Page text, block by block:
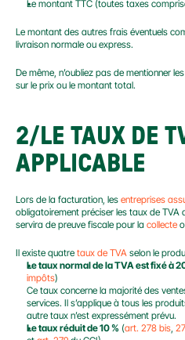
Le montant TTC (toutes taxes
Le montant des autres frais éventuels
livraison normale ou express.
De même, n’oubliez pas de mentionner
sur le prix ou le montant total.
2/LE TAUX DE
APPLICABLE
Lors de la facturation, les entreprises
obligatoirement préciser les taux de TVA
servira de preuve fiscale pour la collecte
Il existe quatre taux de TVA selon le
Le taux normal de la TVA est fixé à
impôts)
Ce taux concerne la majorité des
services. Il s’applique à tous les
autre taux n’est expressément prévu.
Le taux réduit de 10 % (art. 278 bis